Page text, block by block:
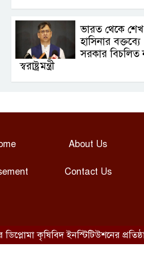
ভারত থেকে শেখ
হাসিনার বক্তব্যে
সরকার বিচলিত
স্বরাষ্ট্রমন্ত্রী
About Us
Contact Us
কৃষিবিদ ইনস্টিটিউশনের